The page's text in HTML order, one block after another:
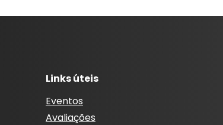
Links úteis
Eventos
Avaliações